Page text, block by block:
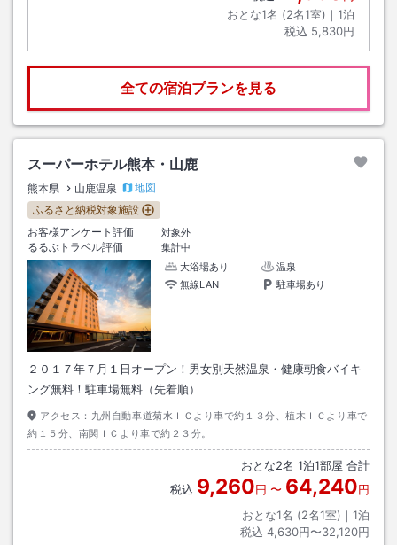
おとな1名 (2名1室)｜ 1泊
税込 5,830円
全ての宿泊プランを見る
スーパーホテル熊本・山鹿
熊本県 山鹿温泉
地図
ふるさと納税対象施設
お客様アンケート評価
対象外
るるぶトラベル評価
集計中
大浴場あり
温泉
無線LAN
駐車場あり
２０１７年７月１日オープン！男女別天然温泉・健康朝食バイキ
ング無料！駐車場無料（先着順）
アクセス： 九州自動車道菊水ＩＣより車で約１３分、植木ＩＣより車で
約１５分、南関ＩＣより車で約２３分。
おとな2名 1泊1部屋 合計
税込 9,260円 〜 64,240円
おとな1名 (2名1室)｜ 1泊
税込 4,630円〜32,120円